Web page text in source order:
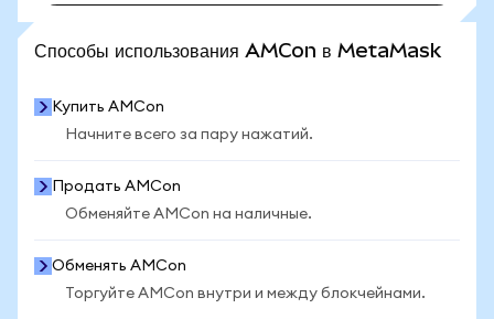
Способы использования AMCon в MetaMask
Купить AMCon
Начните всего за пару нажатий.
Продать AMCon
Обменяйте AMCon на наличные.
Обменять AMCon
Торгуйте AMCon внутри и между блокчейнами.